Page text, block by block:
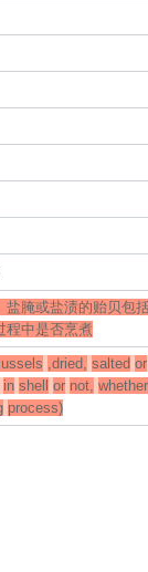
盐腌或盐渍的贻贝包
程中是否烹煮
,dried, salted or
in shell or not, whether
process)